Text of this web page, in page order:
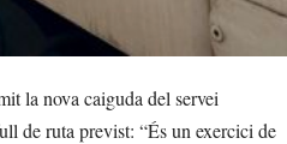
la nova caiguda del servei
de ruta previst: “És un exercici de